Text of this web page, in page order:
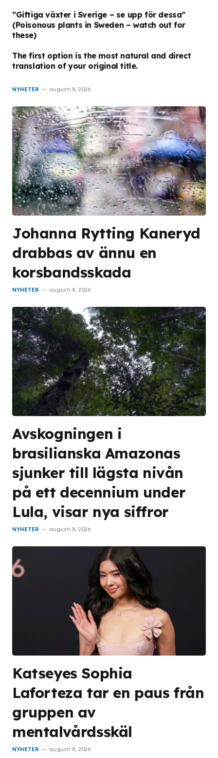
”Giftiga växter i Sverige – se upp för dessa”
(Poisonous plants in Sweden – watch out for
these)
The first option is the most natural and direct
translation of your original title.
NYHETER augusti 8, 2026
Johanna Rytting Kaneryd
drabbas av ännu en
korsbandsskada
NYHETER augusti 8, 2026
Avskogningen i
brasilianska Amazonas
sjunker till lägsta nivån
på ett decennium under
Lula, visar nya siffror
NYHETER augusti 8, 2026
Katseyes Sophia
Laforteza tar en paus från
gruppen av
mentalvårdsskäl
NYHETER augusti 8, 2026